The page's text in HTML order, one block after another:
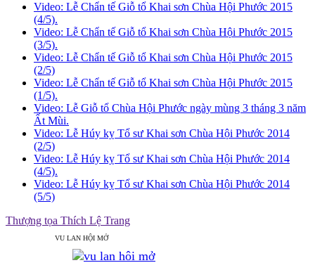
Video: Lễ Chẩn tế Giỗ tổ Khai sơn Chùa Hội Phước 2015
(4/5).
Video: Lễ Chẩn tế Giỗ tổ Khai sơn Chùa Hội Phước 2015
(3/5).
Video: Lễ Chẩn tế Giỗ tổ Khai sơn Chùa Hội Phước 2015
(2/5)
Video: Lễ Chẩn tế Giỗ tổ Khai sơn Chùa Hội Phước 2015
(1/5).
Video: Lễ Giỗ tổ Chùa Hội Phước ngày mùng 3 tháng 3 năm
Ất Mùi.
Video: Lễ Húy kỵ Tổ sư Khai sơn Chùa Hội Phước 2014
(2/5)
Video: Lễ Húy kỵ Tổ sư Khai sơn Chùa Hội Phước 2014
(4/5).
Video: Lễ Húy kỵ Tổ sư Khai sơn Chùa Hội Phước 2014
(5/5)
Thượng tọa Thích Lệ Trang
VU LAN HỘI MỞ